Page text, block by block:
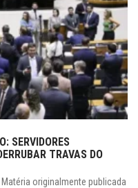
SERVIDORES
TRAVAS DO
originalmente publicada